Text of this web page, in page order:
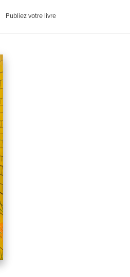
Publiez votre livre